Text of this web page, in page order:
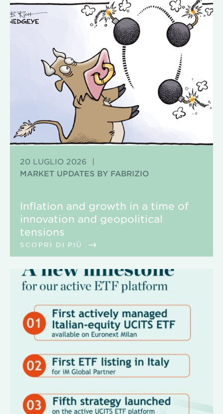
20 LUGLIO 2026
|
MARKET UPDATES BY FABRIZIO
Inflation and growth in a time of
innovation and geopolitical
tensions
SCOPRI DI PIÙ